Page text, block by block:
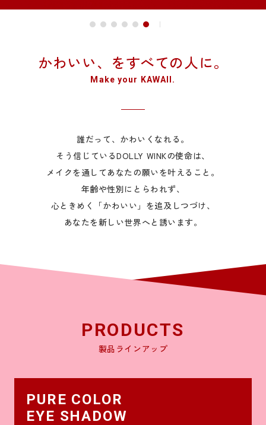
かわいい、をすべての人に。
Make your KAWAII.
誰だって、かわいくなれる。
そう信じているDOLLY WINKの使命は、
メイクを通してあなたの願いを叶えること。
年齢や性別にとらわれず、
心ときめく「かわいい」を追及しつづけ、
あなたを新しい世界へと誘います。
PRODUCTS
製品ラインアップ
PURE COLOR
EYE SHADOW